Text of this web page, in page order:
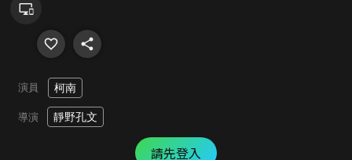
演員 柯南
導演 靜野孔文
請先登入